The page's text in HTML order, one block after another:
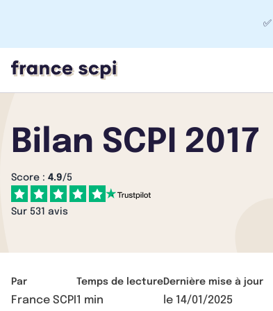
✅
Bilan SCPI 2017
Score : 4.9/5
Sur 531 avis
Par
France SCPI
Temps de lecture
1 min
Dernière mise à jour
le 14/01/2025